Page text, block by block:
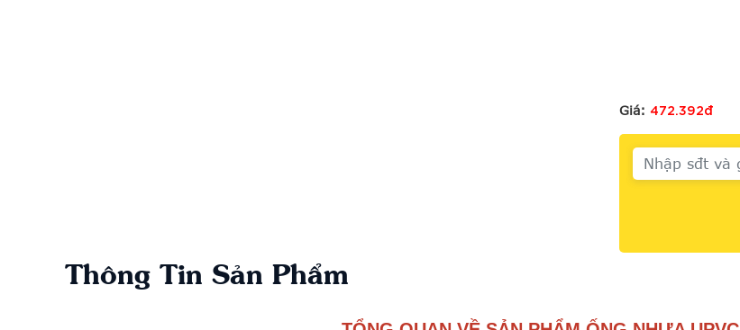
Giá: 472.392đ
Thông Tin Sản Phẩm